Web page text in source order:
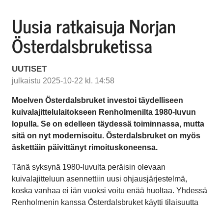
Uusia ratkaisuja Norjan
Österdalsbruketissa
UUTISET
julkaistu 2025-10-22 kl. 14:58
Moelven Österdalsbruket investoi täydelliseen
kuivalajittelulaitokseen Renholmenilta 1980-luvun
lopulla. Se on edelleen täydessä toiminnassa, mutta
sitä on nyt modernisoitu. Österdalsbruket on myös
äskettäin päivittänyt rimoituskoneensa.
Tänä syksynä 1980-luvulta peräisin olevaan
kuivalajitteluun asennettiin uusi ohjausjärjestelmä,
koska vanhaa ei iän vuoksi voitu enää huoltaa. Yhdessä
Renholmenin kanssa Österdalsbruket käytti tilaisuutta